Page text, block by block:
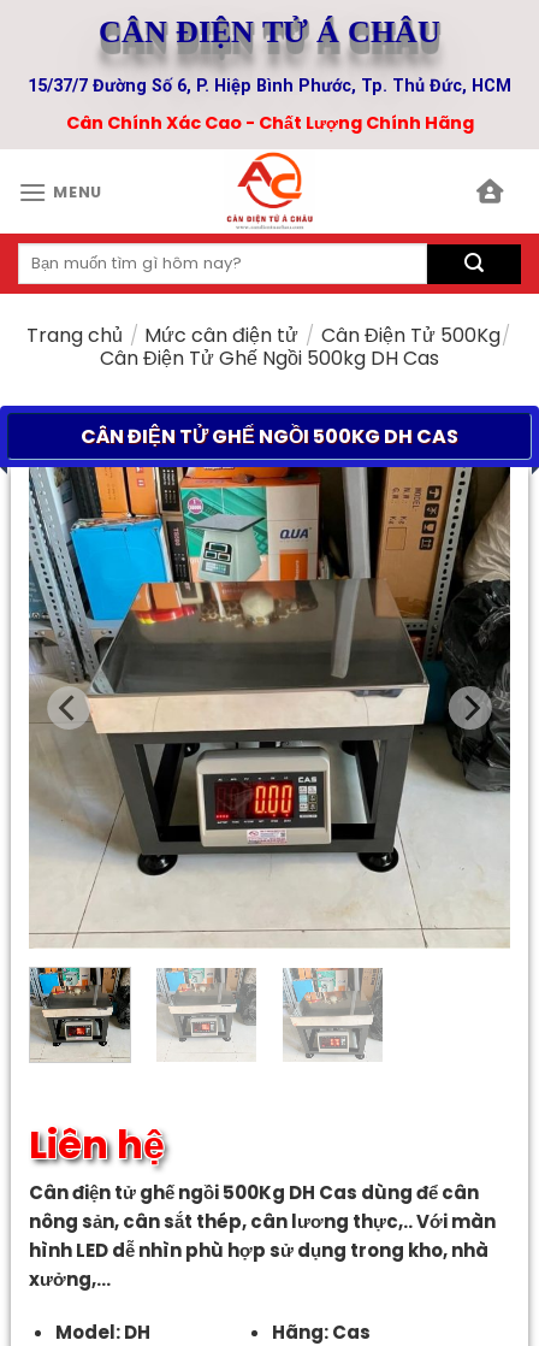
content
CÂN ĐIỆN TỬ Á CHÂU
15/37/7 Đường Số 6, P. Hiệp Bình Phước, Tp. Thủ Đức, HCM
Cân Chính Xác Cao - Chất Lượng Chính Hãng
MENU
Tìm
kiếm:
Trang chủ / Mức cân điện tử / Cân Điện Tử 500Kg/
Cân Điện Tử Ghế Ngồi 500kg DH Cas
CÂN ĐIỆN TỬ GHẾ NGỒI 500KG DH CAS
Liên hệ
Cân điện tử ghế ngồi 500Kg DH Cas dùng để cân
nông sản, cân sắt thép, cân lương thực,.. Với màn
hình LED dễ nhìn phù hợp sử dụng trong kho, nhà
xưởng,…
Model: DH
Hãng: Cas